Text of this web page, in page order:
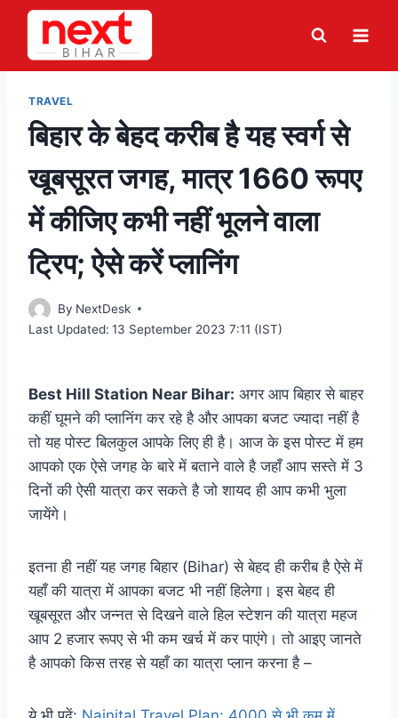
Skip
content
TRAVEL
बिहार के बेहद करीब है यह स्वर्ग से
खूबसूरत जगह, मात्र 1660 रूपए
में कीजिए कभी नहीं भूलने वाला
ट्रिप; ऐसे करें प्लानिंग
By NextDesk
Last Updated: 13 September 2023 7:11 (IST)
Best Hill Station Near Bihar: अगर आप बिहार से बाहर
कहीं घूमने की प्लानिंग कर रहे है और आपका बजट ज्यादा नहीं है
तो यह पोस्ट बिलकुल आपके लिए ही है। आज के इस पोस्ट में हम
आपको एक ऐसे जगह के बारे में बताने वाले है जहाँ आप सस्ते में 3
दिनों की ऐसी यात्रा कर सकते है जो शायद ही आप कभी भुला
जायेंगे।
इतना ही नहीं यह जगह बिहार (Bihar) से बेहद ही करीब है ऐसे में
यहाँ की यात्रा में आपका बजट भी नहीं हिलेगा। इस बेहद ही
खूबसूरत और जन्नत से दिखने वाले हिल स्टेशन की यात्रा महज
आप 2 हजार रूपए से भी कम खर्च में कर पाएंगे। तो आइए जानते
है आपको किस तरह से यहाँ का यात्रा प्लान करना है –